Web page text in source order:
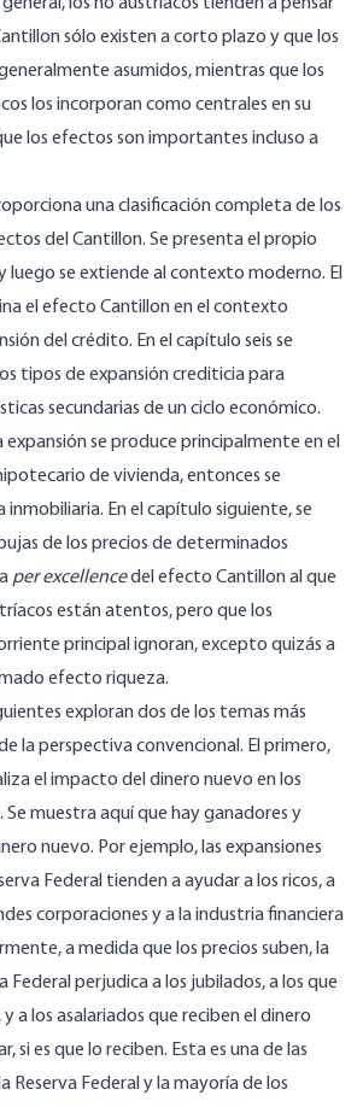
sólo existen a corto plazo y que los
asumidos, mientras que los
los incorporan como centrales en su
los efectos son importantes incluso a
una clasificación completa de los
del Cantillon. Se presenta el propio
luego se extiende al contexto moderno. El
el efecto Cantillon en el contexto
del crédito. En el capítulo seis se
tipos de expansión crediticia para
secundarias de un ciclo económico.
expansión se produce principalmente en el
de vivienda, entonces se
En el capítulo siguiente, se
de los precios de determinados
per excellencedel efecto Cantillon al que
están atentos, pero que los
principal ignoran, excepto quizás a
efecto riqueza.
exploran dos de los temas más
la perspectiva convencional. El primero,
el impacto del dinero nuevo en los
Se muestra aquí que hay ganadores y
nuevo. Por ejemplo, las expansiones
Federal tienden a ayudar a los ricos, a
corporaciones y a la industria financiera
a medida que los precios suben, la
Federal perjudica a los jubilados, a los que
a los asalariados que reciben el dinero
si es que lo reciben. Esta es una de las
Reserva Federal y la mayoría de los